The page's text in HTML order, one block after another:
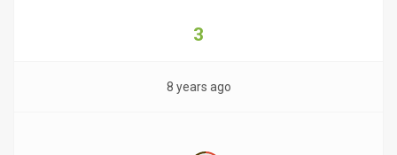
3
8 years ago